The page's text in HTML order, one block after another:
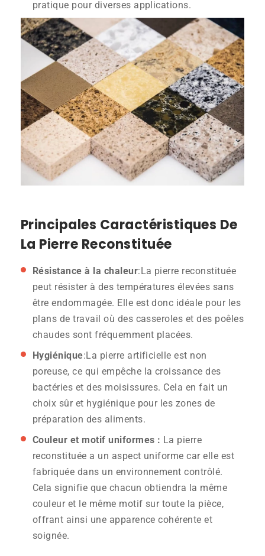
pratique pour diverses applications.
Principales Caractéristiques De
La Pierre Reconstituée
Résistance à la chaleur:La pierre reconstituée
peut résister à des températures élevées sans
être endommagée. Elle est donc idéale pour les
plans de travail où des casseroles et des poêles
chaudes sont fréquemment placées.
Hygiénique:La pierre artificielle est non
poreuse, ce qui empêche la croissance des
bactéries et des moisissures. Cela en fait un
choix sûr et hygiénique pour les zones de
préparation des aliments.
Couleur et motif uniformes : La pierre
reconstituée a un aspect uniforme car elle est
fabriquée dans un environnement contrôlé.
Cela signifie que chacun obtiendra la même
couleur et le même motif sur toute la pièce,
offrant ainsi une apparence cohérente et
soignée.